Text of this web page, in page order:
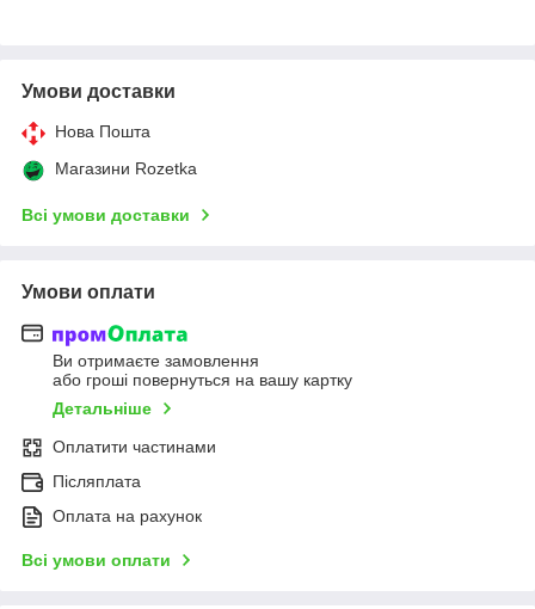
Умови доставки
Нова Пошта
Магазини Rozetka
Всі умови доставки
Умови оплати
Ви отримаєте замовлення
або гроші повернуться на вашу картку
Детальніше
Оплатити частинами
Післяплата
Оплата на рахунок
Всі умови оплати